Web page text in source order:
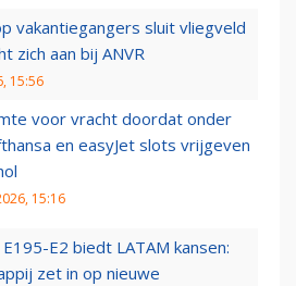
vakantiegangers sluit vliegveld
zich aan bij ANVR
15:56
voor vracht doordat onder
en easyJet slots vrijgeven
15:16
E2 biedt LATAM kansen:
zet in op nieuwe